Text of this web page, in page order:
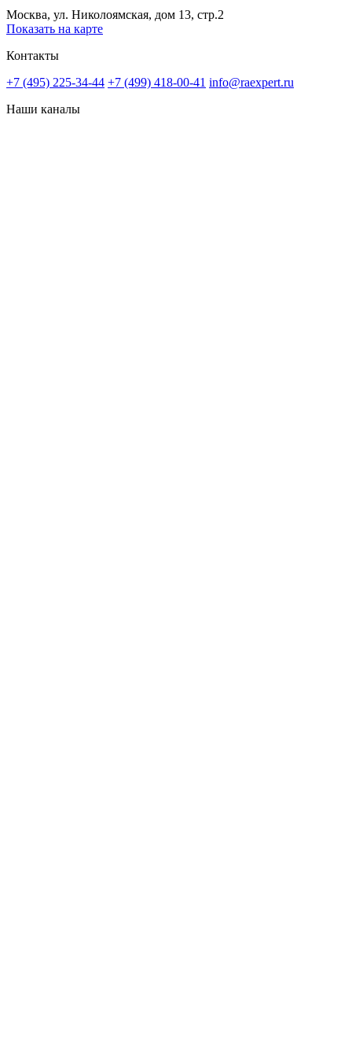
Москва, ул. Николоямская, дом 13, стр.2
Показать на карте
Контакты
+7 (495) 225-34-44 +7 (499) 418-00-41 info@raexpert.ru
Наши каналы